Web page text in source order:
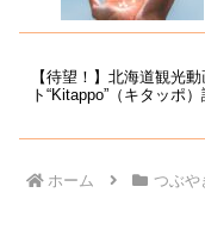
【待望！】北海道観光
ト“Kitappo”（キタッポ
ホーム つぶや